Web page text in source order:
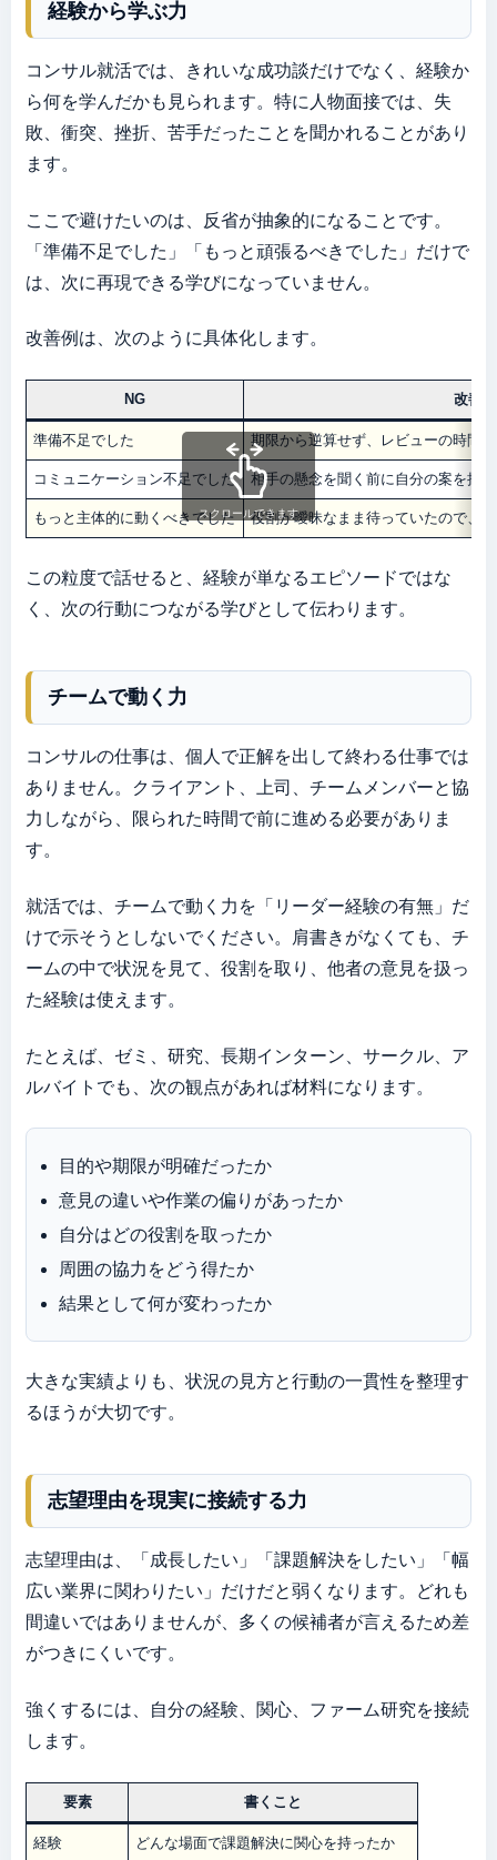
経験から学ぶ力
コンサル就活では、きれいな成功談だけでなく、経験か
ら何を学んだかも見られます。特に人物面接では、失
敗、衝突、挫折、苦手だったことを聞かれることがあり
ます。
ここで避けたいのは、反省が抽象的になることです。
「準備不足でした」「もっと頑張るべきでした」だけで
は、次に再現できる学びになっていません。
改善例は、次のように具体化します。
NG 改善
準備不足でした 期限から逆算せず、レビューの時間
コミュニケーション不足でした 相手の懸念を聞く前に自分の案を押
もっと主体的に動くべきでした 役割が曖昧なまま待っていたので、
スクロールできます
この粒度で話せると、経験が単なるエピソードではな
く、次の行動につながる学びとして伝わります。
チームで動く力
コンサルの仕事は、個人で正解を出して終わる仕事では
ありません。クライアント、上司、チームメンバーと協
力しながら、限られた時間で前に進める必要がありま
す。
就活では、チームで動く力を「リーダー経験の有無」だ
けで示そうとしないでください。肩書きがなくても、チ
ームの中で状況を見て、役割を取り、他者の意見を扱っ
た経験は使えます。
たとえば、ゼミ、研究、長期インターン、サークル、ア
ルバイトでも、次の観点があれば材料になります。
目的や期限が明確だったか
意見の違いや作業の偏りがあったか
自分はどの役割を取ったか
周囲の協力をどう得たか
結果として何が変わったか
大きな実績よりも、状況の見方と行動の一貫性を整理す
るほうが大切です。
志望理由を現実に接続する力
志望理由は、「成長したい」「課題解決をしたい」「幅
広い業界に関わりたい」だけだと弱くなります。どれも
間違いではありませんが、多くの候補者が言えるため差
がつきにくいです。
強くするには、自分の経験、関心、ファーム研究を接続
します。
要素 書くこと
経験 どんな場面で課題解決に関心を持ったか